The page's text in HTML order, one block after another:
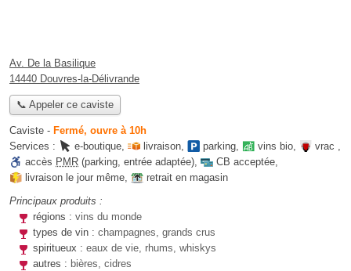
Av. De la Basilique
14440 Douvres-la-Délivrande
📞 Appeler ce caviste
Caviste - Fermé, ouvre à 10h
Services :
e-boutique, livraison, parking, vins bio, vrac ,
accès PMR (parking, entrée adaptée), CB acceptée,
livraison le jour même,
retrait en magasin
Principaux produits :
régions : vins du monde
types de vin : champagnes, grands crus
spiritueux : eaux de vie, rhums, whiskys
autres : bières, cidres